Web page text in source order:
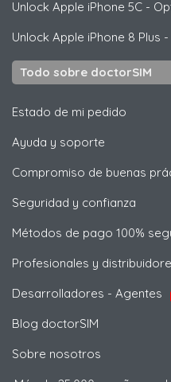
Unlock Apple iPhone 5C -
Unlock Apple iPhone 8 Plus
Todo sobre doctorSIM
Estado de mi pedido
Ayuda y soporte
Compromiso de buenas
Seguridad y confianza
Métodos de pago 100%
Profesionales y
Desarrolladores - Agentes
Blog doctorSIM
Sobre nosotros